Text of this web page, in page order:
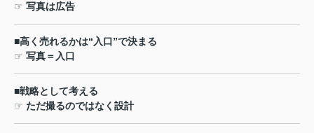
☞ 写真は広告
■高く売れるかは“ 入口”で決まる
☞ 写真＝入口
■戦略として考える
☞ ただ撮るのではなく設計